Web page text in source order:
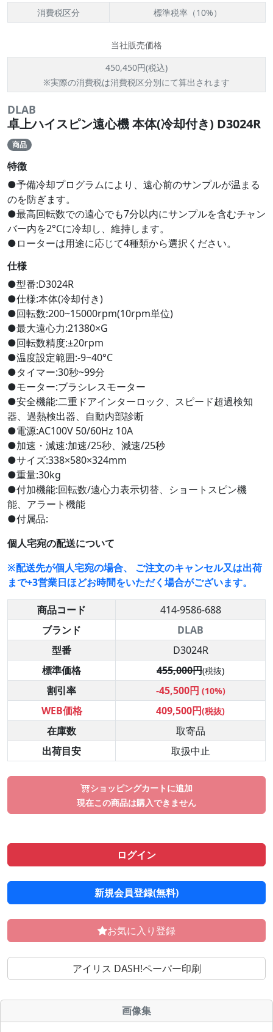
消費税区分
標準税率（10%）
当社販売価格
450,450円(税込)
※実際の消費税は消費税区分別にて算出されます
DLAB
卓上ハイスピン遠心機 本体(冷却付き) D3024R
商品
特徴
●予備冷却プログラムにより、遠心前のサンプルが温まる
のを防ぎます。
●最高回転数での遠心でも7分以内にサンプルを含むチャン
バー内を2°Cに冷却し、維持します。
●ローターは用途に応じて4種類から選択ください。
仕様
●型番:D3024R
●仕様:本体(冷却付き)
●回転数:200~15000rpm(10rpm単位)
●最大遠心力:21380×G
●回転数精度:±20rpm
●温度設定範囲:-9~40°C
●タイマー:30秒~99分
●モーター:ブラシレスモーター
●安全機能:二重ドアインターロック、スピード超過検知
器、過熱検出器、自動内部診断
●電源:AC100V 50/60Hz 10A
●加速・減速:加速/25秒、減速/25秒
●サイズ:338×580×324mm
●重量:30kg
●付加機能:回転数/遠心力表示切替、ショートスピン機
能、アラート機能
●付属品:
個人宅宛の配送について
※配送先が個人宅宛の場合、 ご注文のキャンセル又は出荷
まで+3営業日ほどお時間をいただく場合がございます。
商品コード
414-9586-688
ブランド
DLAB
型番
D3024R
標準価格
455,000円(税抜)
割引率 -45,500円 (10%)
WEB価格 409,500円(税抜)
在庫数
取寄品
出荷目安
取扱中止
ショッピングカートに追加
現在この商品は購入できません
ログイン
新規会員登録(無料)
お気に入り登録
アイリス DASH!ペーパー印刷
画像集